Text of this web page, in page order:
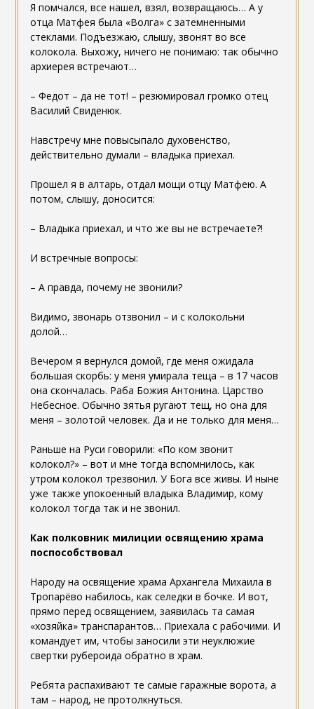
Я помчался, все нашел, взял, возвращаюсь… А у
отца Матфея была «Волга» с затемненными
стеклами. Подъезжаю, слышу, звонят во все
колокола. Выхожу, ничего не понимаю: так обычно
архиерея встречают…
– Федот – да не тот! – резюмировал громко отец
Василий Свиденюк.
Навстречу мне повысыпало духовенство,
действительно думали – владыка приехал.
Прошел я в алтарь, отдал мощи отцу Матфею. А
потом, слышу, доносится:
– Владыка приехал, и что же вы не встречаете?!
И встречные вопросы:
– А правда, почему не звонили?
Видимо, звонарь отзвонил – и с колокольни
долой…
Вечером я вернулся домой, где меня ожидала
большая скорбь: у меня умирала теща – в 17 часов
она скончалась. Раба Божия Антонина. Царство
Небесное. Обычно зятья ругают тещ, но она для
меня – золотой человек. Да и не только для меня…
Раньше на Руси говорили: «По ком звонит
колокол?» – вот и мне тогда вспомнилось, как
утром колокол трезвонил. У Бога все живы. И ныне
уже также упокоенный владыка Владимир, кому
колокол тогда так и не звонил.
Как полковник милиции освящению храма
поспособствовал
Народу на освящение храма Архангела Михаила в
Тропарёво набилось, как селедки в бочке. И вот,
прямо перед освящением, заявилась та самая
«хозяйка» транспарантов… Приехала с рабочими. И
командует им, чтобы заносили эти неуклюжие
свертки рубероида обратно в храм.
Ребята распахивают те самые гаражные ворота, а
там – народ, не протолкнуться.